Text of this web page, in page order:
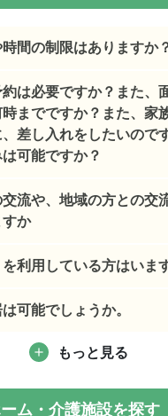
間の制限はありますか
ては一人で外出も相談可
者,回答日: 2024/04/17)
は必要ですか？また、
までですか？また、家
差し入れをしたいので
可能ですか？
しておりますが事前予約
流や、地域の方との交
すか
していましたが現在徐々
違いますのでお問い合わ
,回答日: 2024/04/17)
利用している方はいま
す。
者,回答日: 2024/04/17)
可能でしょうか。
,回答日: 2024/04/17)
もっと見る
ム・介護施設を探す